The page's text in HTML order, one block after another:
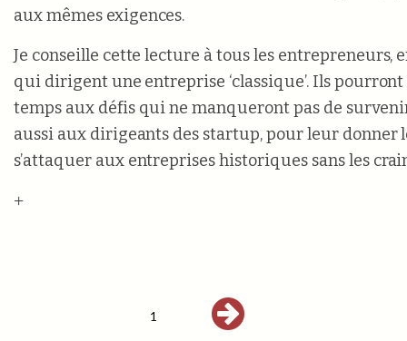
aux mêmes exigences.
Je conseille cette lecture à tous les entrepreneurs,
qui dirigent une entreprise ‘classique’. Ils pourront
temps aux défis qui ne manqueront pas de
aussi aux dirigeants des startup, pour leur donner
s’attaquer aux entreprises historiques sans les
+
1